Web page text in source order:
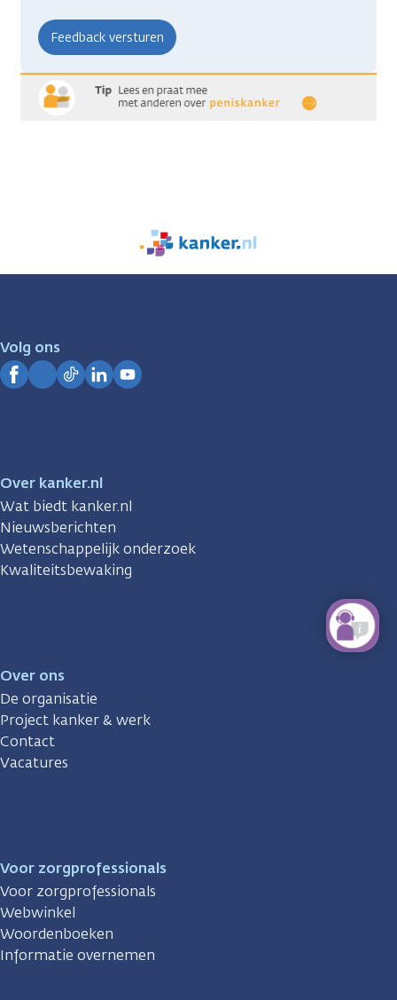
We
zijn
Volg ons
Over kanker.nl
Wat biedt kanker.nl
Nieuwsberichten
Wetenschappelijk onderzoek
Kwaliteitsbewaking
Over ons
De organisatie
Project kanker & werk
Contact
Vacatures
Voor zorgprofessionals
Voor zorgprofessionals
Webwinkel
Woordenboeken
Informatie overnemen